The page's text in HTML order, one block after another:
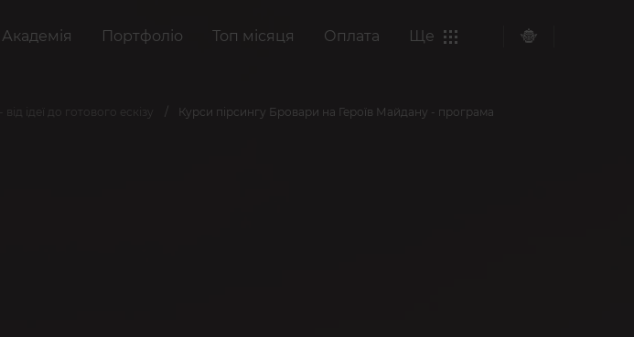
Академія Портфоліо Топ місяця Оплата Ще
ідеї до готового ескізу Курси пірсингу Бровари на Героїв Майдану - програма